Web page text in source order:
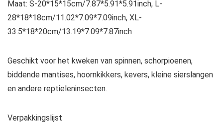
Maat: S-20*15*15cm/7.87*5.91*5.91inch, L-
28*18*18cm/11.02*7.09*7.09inch, XL-
33.5*18*20cm/13.19*7.09*7.87inch
Geschikt voor het kweken van spinnen, schorpioenen,
biddende mantises, hoornkikkers, kevers, kleine sierslangen
en andere reptieleninsecten.
Verpakkingslijst